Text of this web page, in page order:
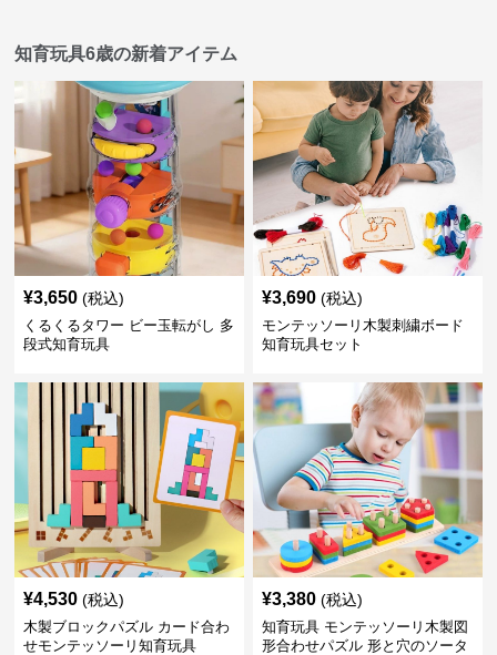
知育玩具6歳の新着アイテム
¥3,650 (税込)
くるくるタワー ビー玉転がし 多
段式知育玩具
¥3,690 (税込)
モンテッソーリ木製刺繍ボード
知育玩具セット
¥4,530 (税込)
木製ブロックパズル カード合わ
せモンテッソーリ知育玩具
¥3,380 (税込)
知育玩具 モンテッソーリ木製図
形合わせパズル 形と穴のソータ